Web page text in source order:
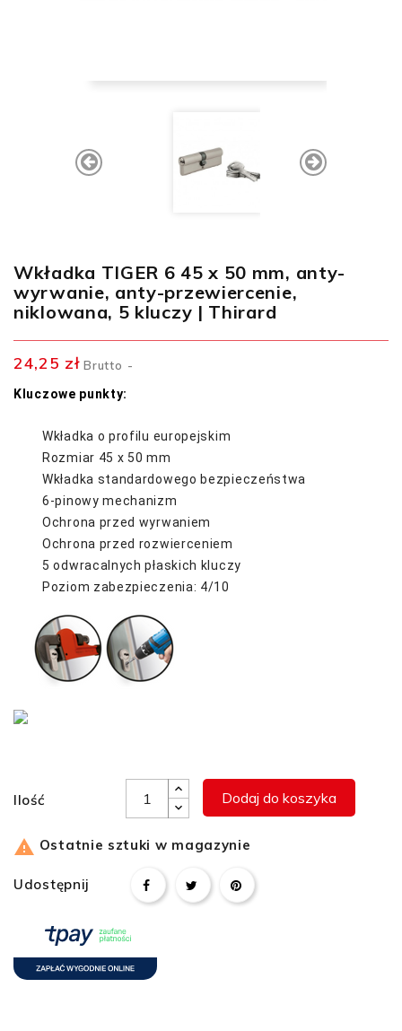
Wkładka TIGER 6 45 x 50 mm, anty-
wyrwanie, anty-przewiercenie,
niklowana, 5 kluczy | Thirard
24,25 zł Brutto
Kluczowe punkty:
Wkładka o profilu europejskim
Rozmiar 45 x 50 mm
Wkładka standardowego bezpieczeństwa
6-pinowy mechanizm
Ochrona przed wyrwaniem
Ochrona przed rozwierceniem
5 odwracalnych płaskich kluczy
Poziom zabezpieczenia: 4/10
Ilość Dodaj do koszyka
 Ostatnie sztuki w magazynie
Udostępnij